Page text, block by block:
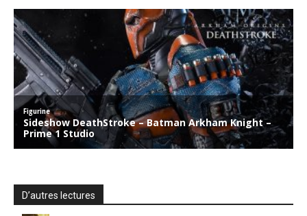
D’autres lectures